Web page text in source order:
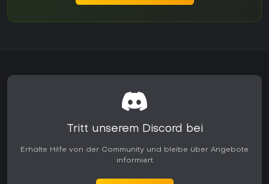
Tritt unserem Discord bei
Erhalte Hilfe von der Community und bleibe über Angebote
informiert